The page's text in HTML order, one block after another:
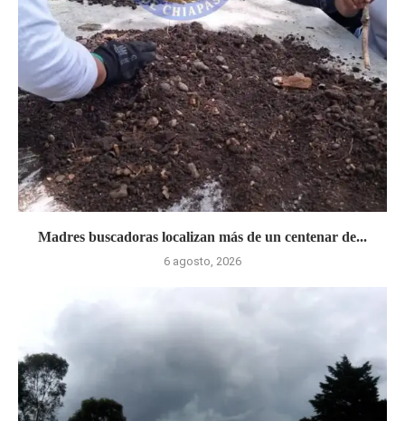
Madres buscadoras localizan más de un centenar de...
6 agosto, 2026